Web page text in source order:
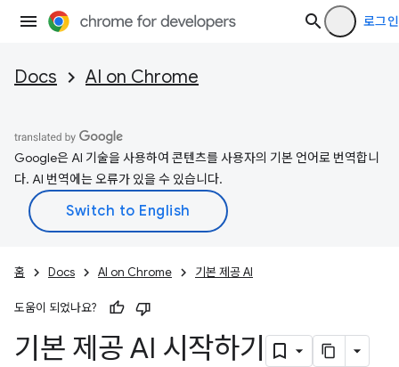
로그인
Docs AI on Chrome
Google은 AI 기술을 사용하여 콘텐츠를 사용자의 기본 언어로 번역합니
다. AI 번역에는 오류가 있을 수 있습니다.
홈 Docs AI on Chrome 기본 제공 AI
도움이 되었나요?
기본 제공 AI 시작하기